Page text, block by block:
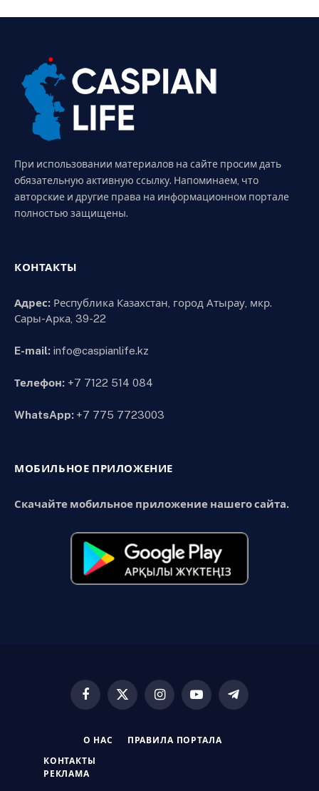
При использовании материалов на сайте просим дать
обязательную активную ссылку. Напоминаем, что
авторские и другие права на информационном портале
полностью защищены.
КОНТАКТЫ
Адрес: Республика Казахстан, город Атырау, мкр.
Сары-Арка, 39-22
E-mail: info@caspianlife.kz
Телефон: +7 7122 514 084
WhatsApp: +7 775 7723003
МОБИЛЬНОЕ ПРИЛОЖЕНИЕ
Скачайте мобильное приложение нашего сайта.
Facebook
X
InstagramYouTubeTelegram
О НАС ПРАВИЛА ПОРТАЛА
КОНТАКТЫ
РЕКЛАМА